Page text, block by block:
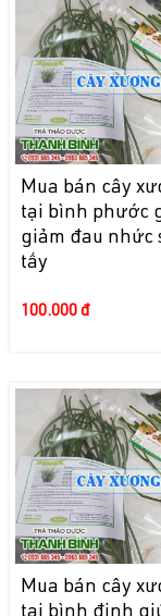
Mua bán cây
tại bình phước
giảm đau nhức
tấy
100.000 đ
Mua bán cây